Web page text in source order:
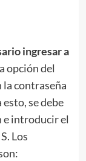
ingresar a
opción del
contraseña
se debe
e introducir el
Los